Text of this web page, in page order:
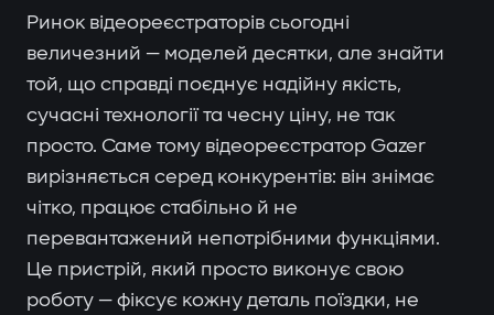
Ринок відеореєстраторів сьогодні
величезний — моделей десятки, але знайти
той, що справді поєднує надійну якість,
сучасні технології та чесну ціну, не так
просто. Саме тому відеореєстратор Gazer
вирізняється серед конкурентів: він знімає
чітко, працює стабільно й не
перевантажений непотрібними функціями.
Це пристрій, який просто виконує свою
роботу — фіксує кожну деталь поїздки, не